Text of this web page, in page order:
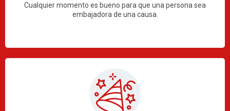
Cualquier momento es bueno para que una persona sea
embajadora de una causa.